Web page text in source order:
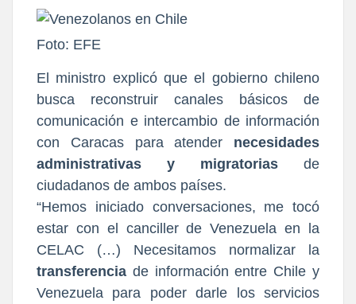
Foto: EFE
El ministro explicó que el gobierno chileno
busca reconstruir canales básicos de
comunicación e intercambio de información
con Caracas para atender
necesidades
administrativas y migratorias
de
ciudadanos de ambos países.
“Hemos iniciado conversaciones, me tocó
estar con el canciller de Venezuela en la
CELAC (…) Necesitamos normalizar la
transferencia de información entre Chile y
Venezuela para poder darle los servicios